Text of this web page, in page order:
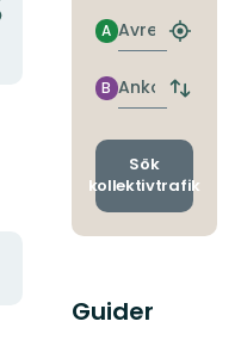
Avresa
A
Hitta
Ankomst
B
Byt
och
Sök
kollektivtrafik
Guider